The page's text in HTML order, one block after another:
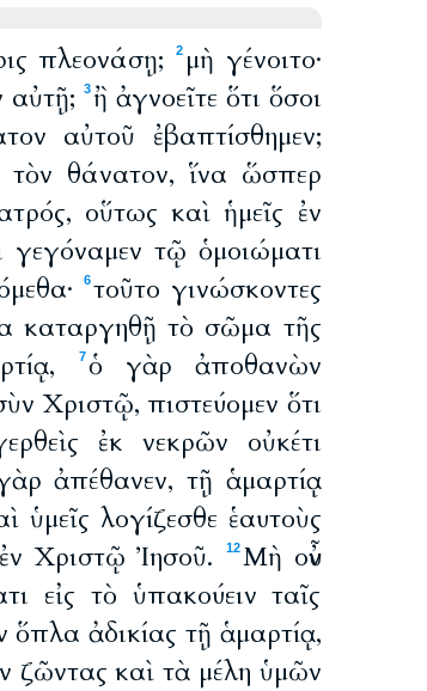
πλεονάσῃ; 2 μὴ γένοιτο·
αὐτῇ;
3ἢ ἀγνοεῖτε ὅτι ὅσοι
αὐτοῦ ἐβαπτίσθημεν;
τὸν θάνατον, ἵνα ὥσπερ
οὕτως καὶ ἡμεῖς ἐν
γεγόναμεν τῷ ὁμοιώματι
6τοῦτο γινώσκοντες
καταργηθῇ τὸ σῶμα τῆς
7ὁ γὰρ ἀποθανὼν
Χριστῷ, πιστεύομεν ὅτι
ἐκ νεκρῶν οὐκέτι
ἀπέθανεν, τῇ ἁμαρτίᾳ
ὑμεῖς λογίζεσθε ἑαυτοὺς
Χριστῷ Ἰησοῦ.
12Μὴ οὖν
εἰς τὸ ὑπακούειν ταῖς
ὅπλα ἀδικίας τῇ ἁμαρτίᾳ,
ζῶντας καὶ τὰ μέλη ὑμῶν